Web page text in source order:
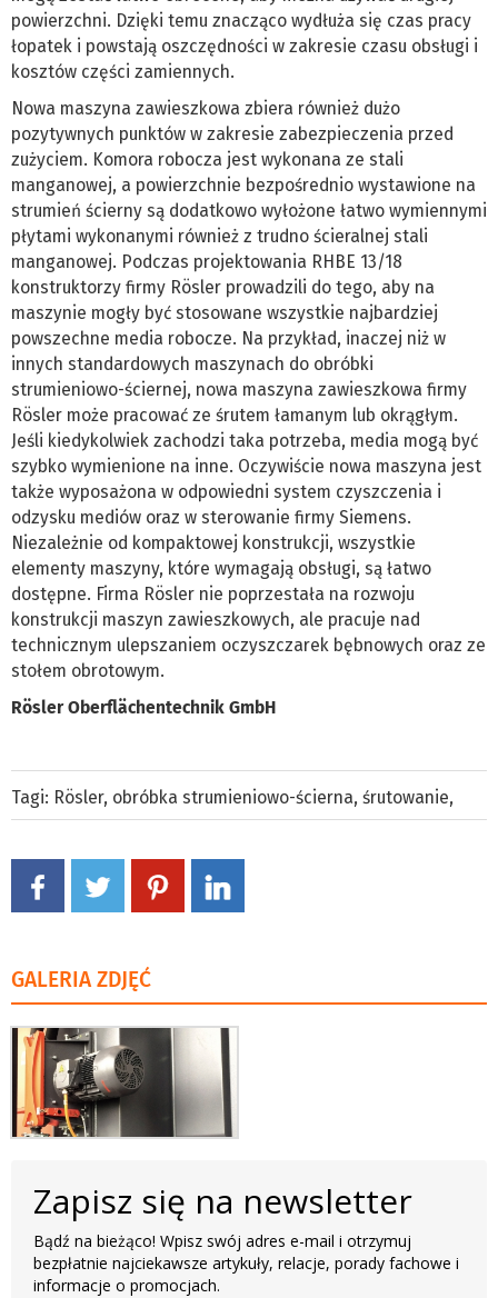
powierzchni. Dzięki temu znacząco wydłuża się czas pracy
łopatek i powstają oszczędności w zakresie czasu obsługi i
kosztów części zamiennych.
Nowa maszyna zawieszkowa zbiera również dużo
pozytywnych punktów w zakresie zabezpieczenia przed
zużyciem. Komora robocza jest wykonana ze stali
manganowej, a powierzchnie bezpośrednio wystawione na
strumień ścierny są dodatkowo wyłożone łatwo wymiennymi
płytami wykonanymi również z trudno ścieralnej stali
manganowej. Podczas projektowania RHBE 13/18
konstruktorzy firmy Rösler prowadzili do tego, aby na
maszynie mogły być stosowane wszystkie najbardziej
powszechne media robocze. Na przykład, inaczej niż w
innych standardowych maszynach do obróbki
strumieniowo-ściernej, nowa maszyna zawieszkowa firmy
Rösler może pracować ze śrutem łamanym lub okrągłym.
Jeśli kiedykolwiek zachodzi taka potrzeba, media mogą być
szybko wymienione na inne. Oczywiście nowa maszyna jest
także wyposażona w odpowiedni system czyszczenia i
odzysku mediów oraz w sterowanie firmy Siemens.
Niezależnie od kompaktowej konstrukcji, wszystkie
elementy maszyny, które wymagają obsługi, są łatwo
dostępne. Firma Rösler nie poprzestała na rozwoju
konstrukcji maszyn zawieszkowych, ale pracuje nad
technicznym ulepszaniem oczyszczarek bębnowych oraz ze
stołem obrotowym.
Rösler Oberflächentechnik GmbH
Tagi: Rösler, obróbka strumieniowo-ścierna, śrutowanie,
GALERIA ZDJĘĆ
Zapisz się na newsletter
Bądź na bieżąco! Wpisz swój adres e-mail i otrzymuj
bezpłatnie najciekawsze artykuły, relacje, porady fachowe i
informacje o promocjach.